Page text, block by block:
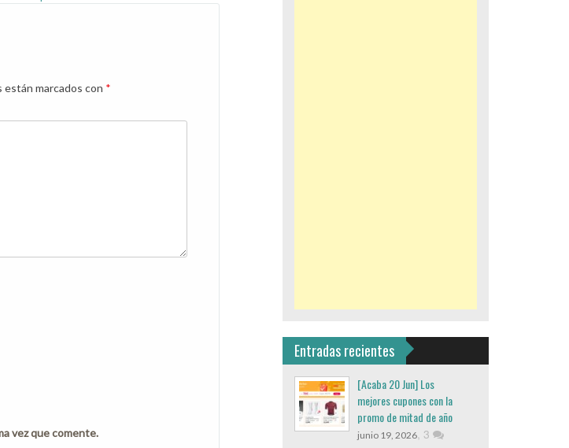
están marcados con *
vez que comente.
Entradas recientes
[Acaba 20 Jun] Los
mejores cupones con la
promo de mitad de año
junio 19, 2026, 3